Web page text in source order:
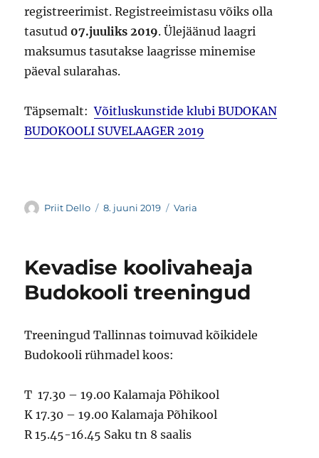
registreerimist. Registreeimistasu võiks olla
tasutud 07.juuliks 2019. Ülejäänud laagri
maksumus tasutakse laagrisse minemise
päeval sularahas.
Täpsemalt:Võitluskunstide klubi BUDOKAN
BUDOKOOLI SUVELAAGER 2019
Autor
Priit Dello Postitatud
8. juuni 2019 Rubriigid
Varia
Kevadise koolivaheaja
Budokooli treeningud
Treeningud Tallinnas toimuvad kõikidele
Budokooli rühmadel koos:
T 17.30 – 19.00 Kalamaja Põhikool
K 17.30 – 19.00 Kalamaja Põhikool
R 15.45-16.45 Saku tn 8 saalis